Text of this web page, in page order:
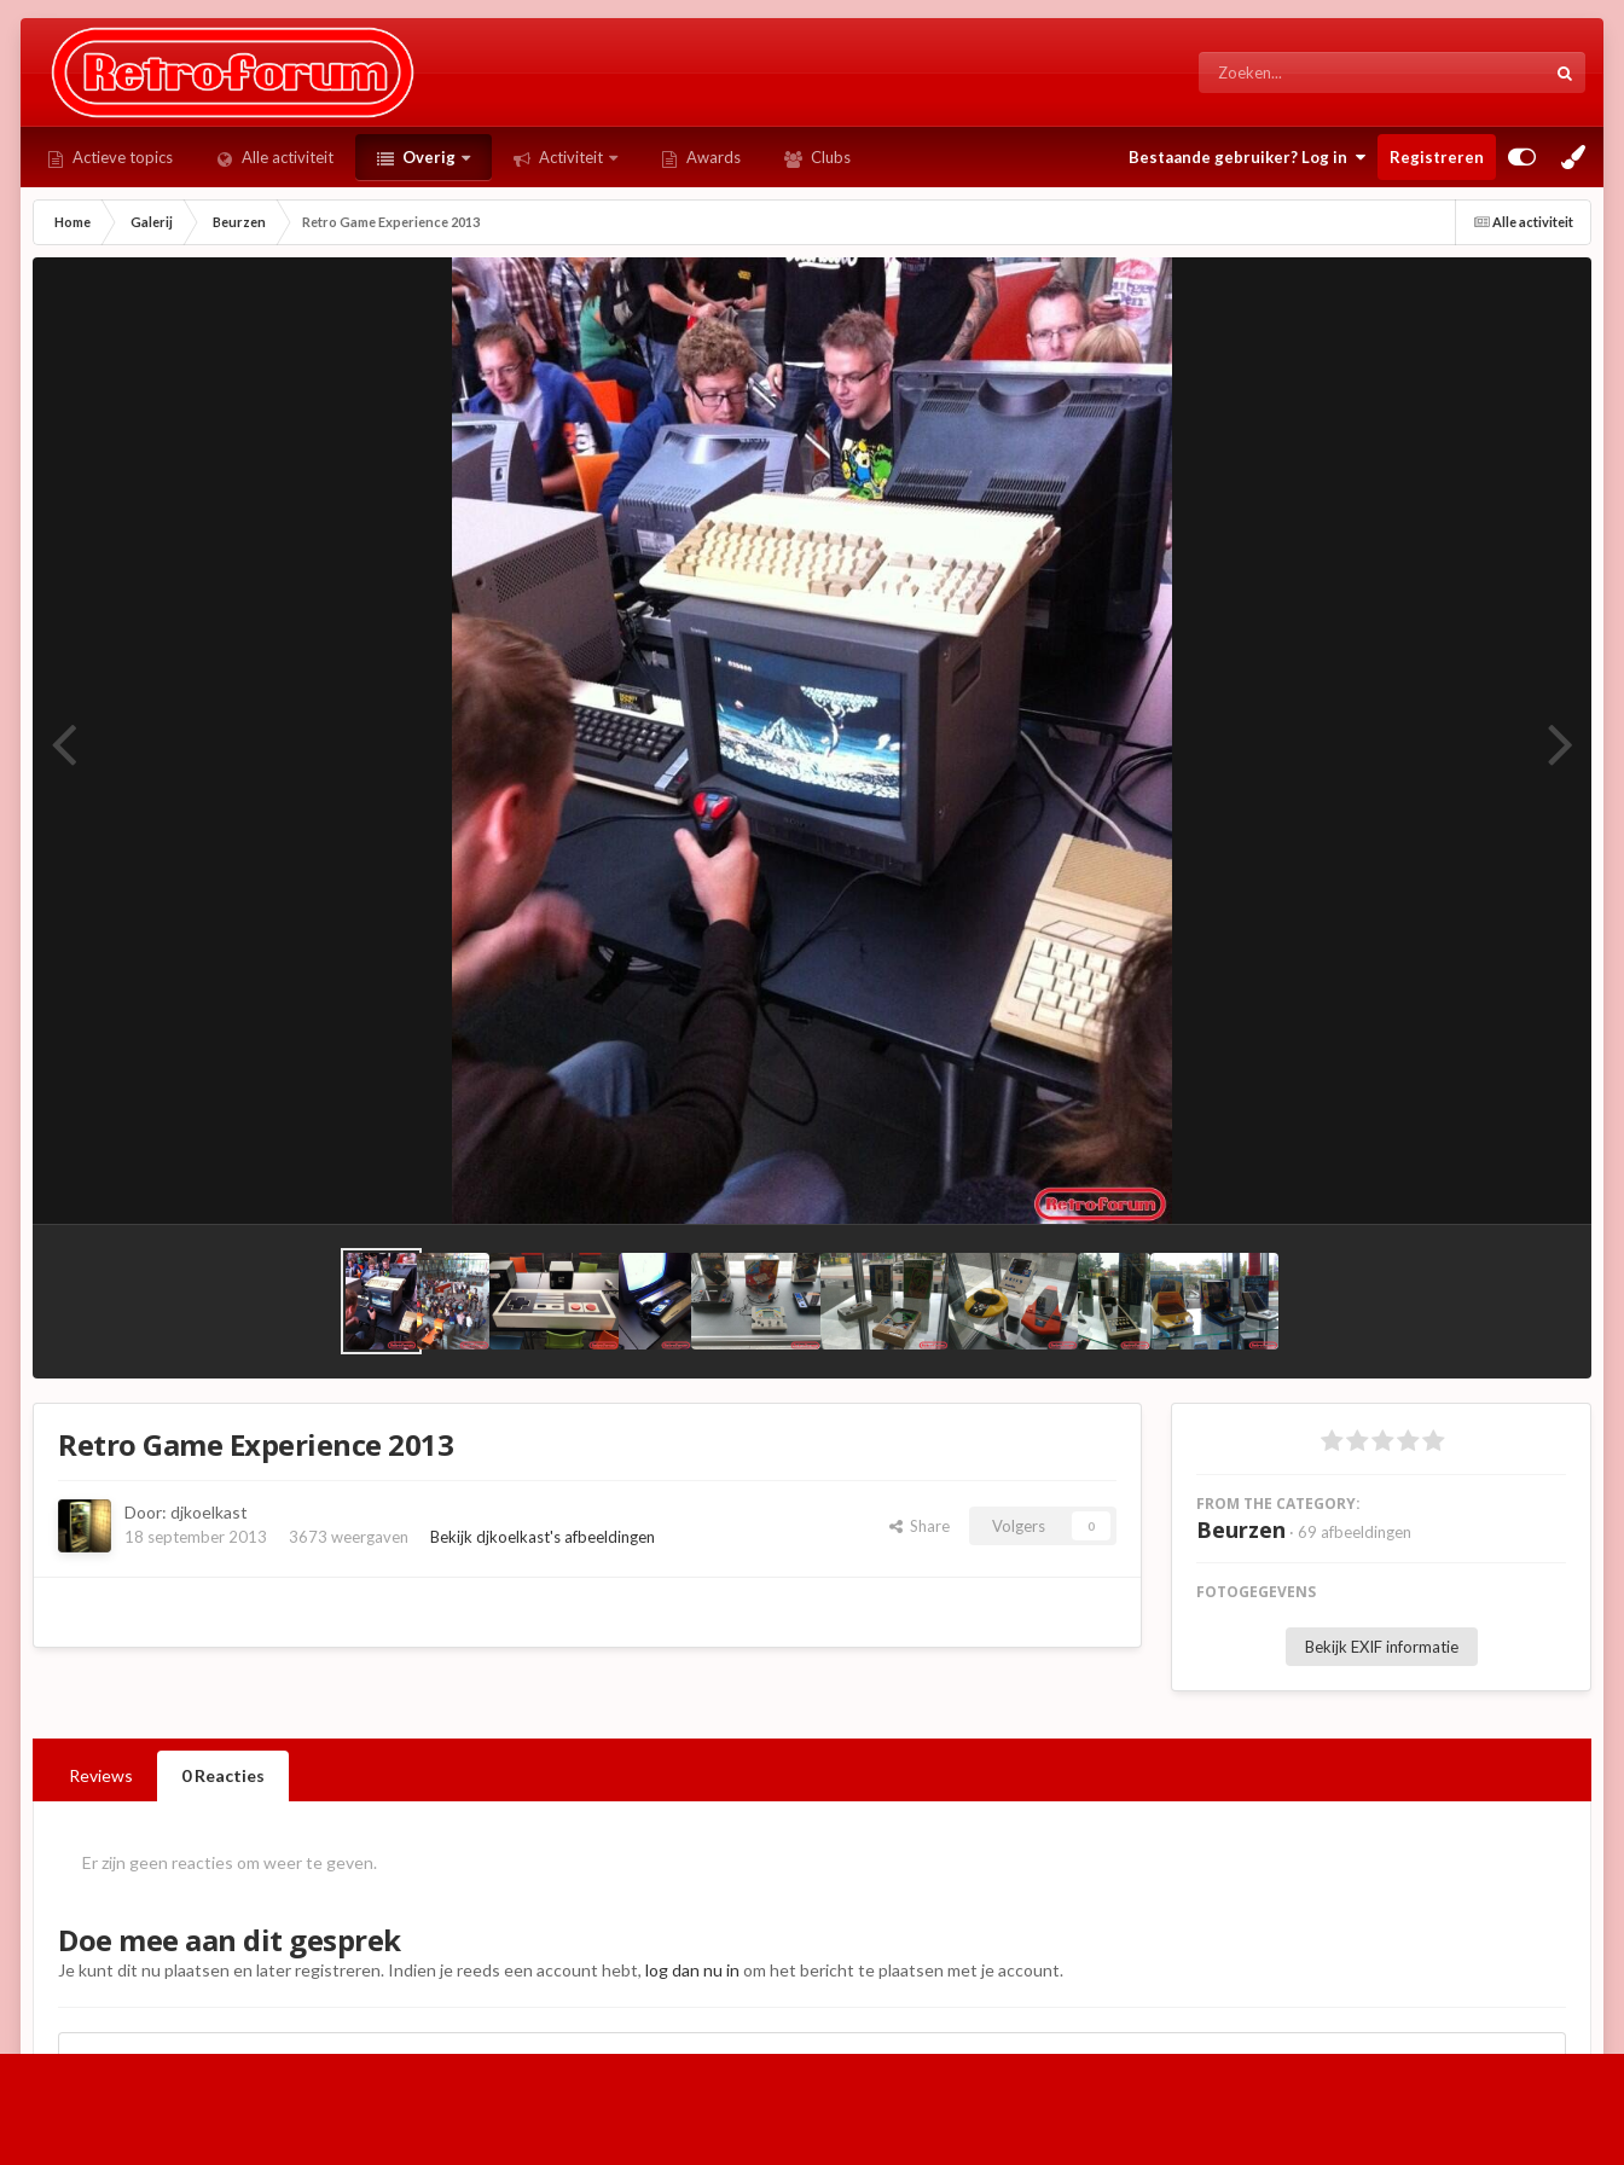
Actieve topics Alle activiteit Overig Activiteit Awards Clubs Bestaande gebruiker? Log in Registreren
Alle activiteit
Home Galerij Beurzen Retro Game Experience 2013
Retro Game Experience 2013
Door: djkoelkast
18 september 2013 3673 weergaven Bekijk djkoelkast's afbeeldingen
Share Volgers 0
FROM THE CATEGORY:
Beurzen · 69 afbeeldingen
FOTOGEGEVENS
Bekijk EXIF informatie
Reviews 0 Reacties
Er zijn geen reacties om weer te geven.
Doe mee aan dit gesprek
Je kunt dit nu plaatsen en later registreren. Indien je reeds een account hebt, log dan nu in om het bericht te plaatsen met je account.